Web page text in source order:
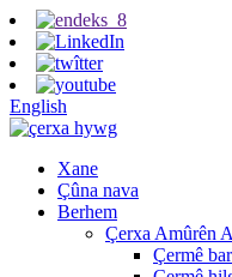
English
Xane
Çûna nava
Berhem
Çerxa Amûrên
Çermê